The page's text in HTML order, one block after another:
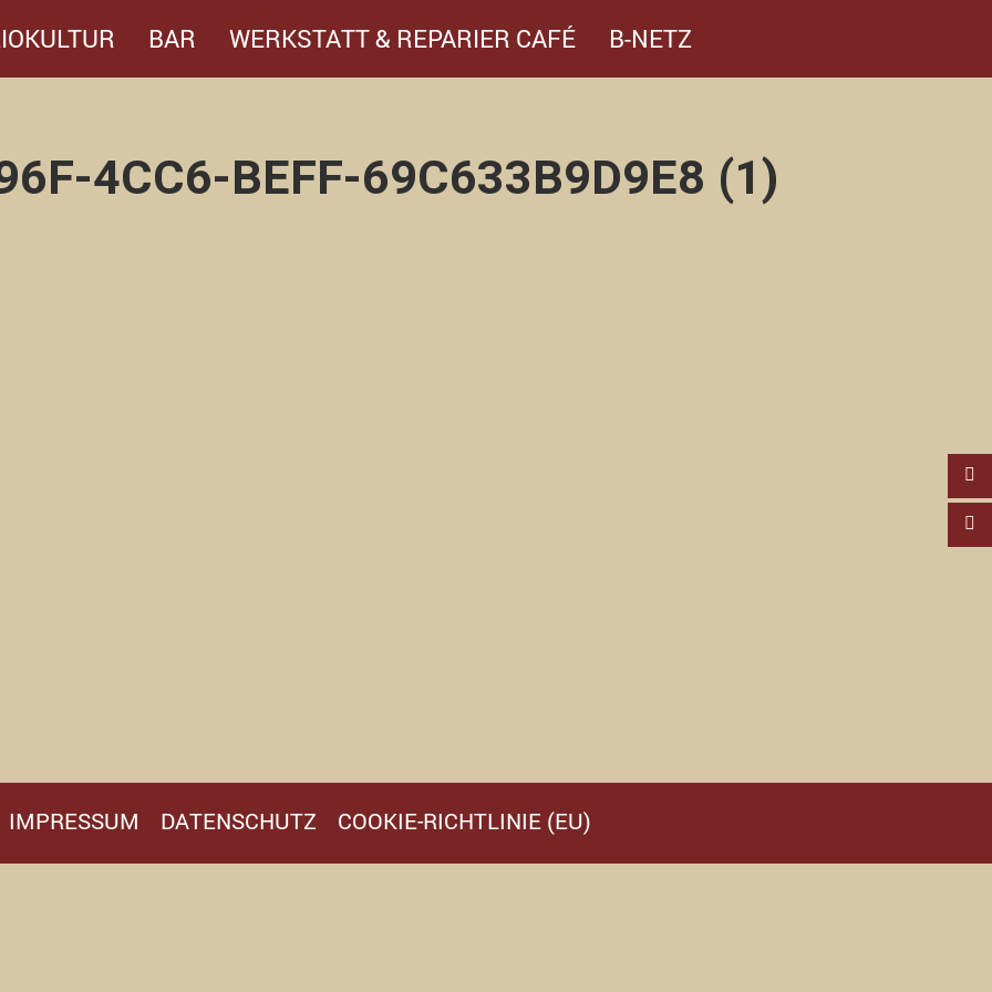
BAR WERKSTATT & REPARIER CAFÉ B-NETZ
4CC6-BEFF-69C633B9D9E8 (1)
IMPRESSUM DATENSCHUTZ COOKIE-RICHTLINIE (EU)